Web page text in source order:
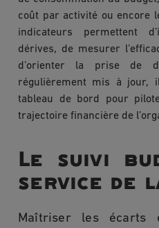
coût par activité ou encore
indicateurs permettent
dérives, de mesurer
d’orienter la prise de
régulièrement mis à jour,
tableau de bord pour
trajectoire financière de
Le suivi
service de
Maîtriser les écarts